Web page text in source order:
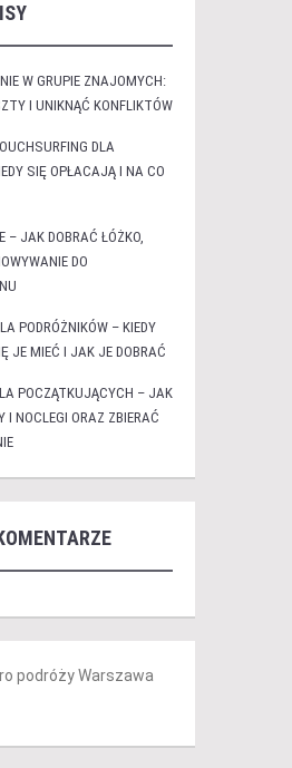
W GRUPIE ZNAJOMYCH:
I UNIKNĄĆ KONFLIKTÓW
DLA
SIĘ OPŁACAJĄ I NA CO
– JAK DOBRAĆ ŁÓŻKO,
DO
PODRÓŻNIKÓW – KIEDY
JE MIEĆ I JAK JE DOBRAĆ
POCZĄTKUJĄCYCH – JAK
I NOCLEGI ORAZ ZBIERAĆ
podróży Warszawa